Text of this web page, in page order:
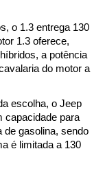
o 1.3 entrega 130
1.3 oferece,
a potência
do motor a
escolha, o Jeep
capacidade para
de gasolina, sendo
é limitada a 130